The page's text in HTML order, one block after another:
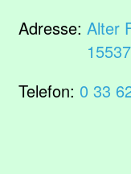
Adresse: Alter
Telefon: 0 33